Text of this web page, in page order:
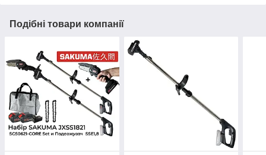
Подібні товари компанії